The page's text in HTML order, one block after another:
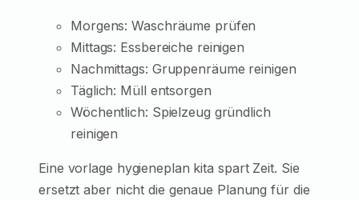
Morgens: Waschräume prüfen
Mittags: Essbereiche reinigen
Nachmittags: Gruppenräume reinigen
Täglich: Müll entsorgen
Wöchentlich: Spielzeug gründlich
reinigen
Eine vorlage hygieneplan kita spart Zeit. Sie
ersetzt aber nicht die genaue Planung für die